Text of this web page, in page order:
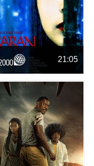
21:05